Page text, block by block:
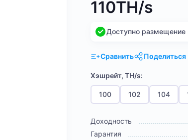
110TH/s
Доступно размещение
Сравнить Поделиться
Хэшрейт, TH/s:
100 102 104
Доходность
Гарантия